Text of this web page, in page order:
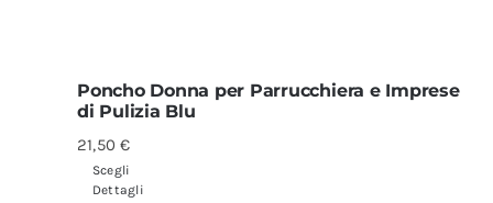
Poncho Donna per Parrucchiera e Imprese
di Pulizia Blu
21,50€
Scegli
Dettagli